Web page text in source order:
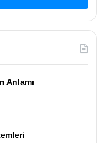
Anlamı